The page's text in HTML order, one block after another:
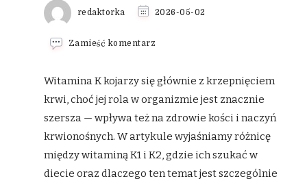
redaktorka 2026-05-02
Zamieść komentarz
K
–
rola
krzepnięciu
krwi,
i
interakcje
Witamina K kojarzy się głównie z krzepnięciem
krwi, choć jej rola w organizmie jest znacznie
szersza — wpływa też na zdrowie kości i naczyń
krwionośnych. W artykule wyjaśniamy różnicę
między witaminą K1 i K2, gdzie ich szukać w
diecie oraz dlaczego ten temat jest szczególnie